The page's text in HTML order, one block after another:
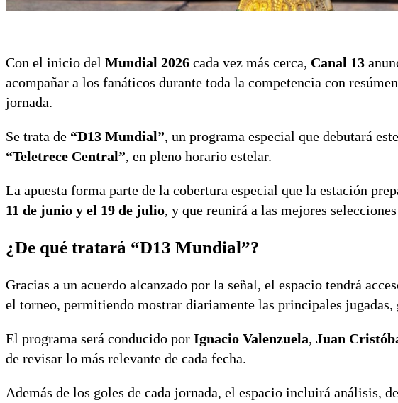
Con el inicio del Mundial 2026 cada vez más cerca, Canal 13
acompañar a los fanáticos durante toda la competencia con
jornada.
Se trata de “D13 Mundial”, un programa especial que debutará
“Teletrece Central”, en pleno horario estelar.
La apuesta forma parte de la cobertura especial que la estación
11 de junio y el 19 de julio, y que reunirá a las mejores
¿De qué tratará “D13 Mundial”?
Gracias a un acuerdo alcanzado por la señal, el espacio tendrá
el torneo, permitiendo mostrar diariamente las principales jugadas,
El programa será conducido por Ignacio Valenzuela, Juan
de revisar lo más relevante de cada fecha.
Además de los goles de cada jornada, el espacio incluirá análisis,